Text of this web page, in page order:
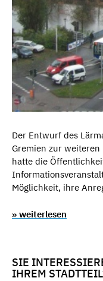
Der Entwurf des
Gremien zur
hatte die
Möglichkeit, ihre
» weiterlesen
SIE
IHREM